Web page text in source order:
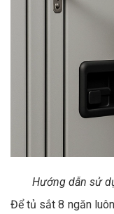
Hướng dẫn sử
Để tủ sắt 8 ngăn